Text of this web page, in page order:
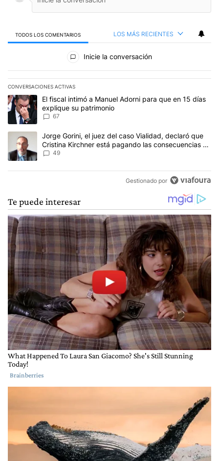
TODOS LOS COMENTARIOS LOS MÁS RECIENTES
Todos los comentarios
Inicie la conversación
CONVERSACIONES ACTIVAS
Este listado muestra los artículos con más comentarios en los
Un artículo de tendencia con el título "El fiscal intimó a Manuel
El fiscal intimó a Manuel Adorni para que en 15 días
explique su patrimonio
67
Un artículo de tendencia con el título "Jorge Gorini, el juez del
Jorge Gorini, el juez del caso Vialidad, declaró que
Cristina Kirchner está pagando las consecuencias de
cometer "un delito comprobado"
49
Gestionado por